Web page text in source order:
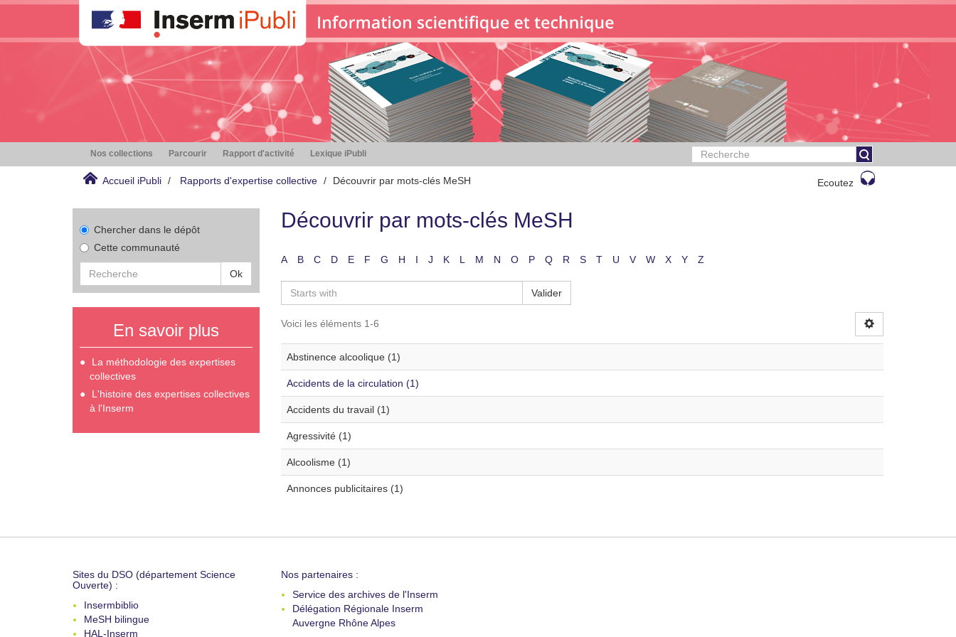
Nos collections Parcourir Rapport d'activité Lexique iPubli
Accueil iPubli Rapports d'expertise collective Découvrir par mots-clés MeSH Ecoutez
Chercher dans le dépôt
Cette communauté
Ok
En savoir plus
La méthodologie des expertises
collectives
L'histoire des expertises collectives
à l'Inserm
Découvrir par mots-clés MeSH
A B C D E F G H I J K L M N O P Q R S T U V W X Y Z
Valider
Voici les éléments 1-6
Abstinence alcoolique (1)
Accidents de la circulation (1)
Accidents du travail (1)
Agressivité (1)
Alcoolisme (1)
Annonces publicitaires (1)
Sites du DSO (département Science
Ouverte) :
Insermbiblio
MeSH bilingue
HAL-Inserm
Nos partenaires :
Service des archives de l'Inserm
Délégation Régionale Inserm
Auvergne Rhône Alpes